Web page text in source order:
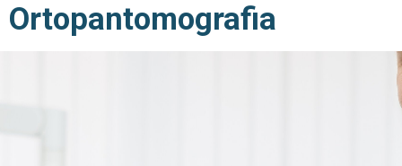
Ortopantomografia